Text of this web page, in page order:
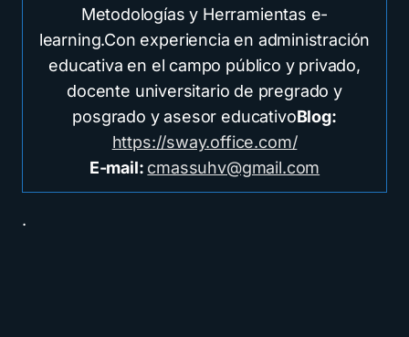
Metodologías y Herramientas e-
learning.Con experiencia en administración
educativa en el campo público y privado,
docente universitario de pregrado y
posgrado y asesor educativoBlog:
https://sway.office.com/
E-mail: cmassuhv@gmail.com
.